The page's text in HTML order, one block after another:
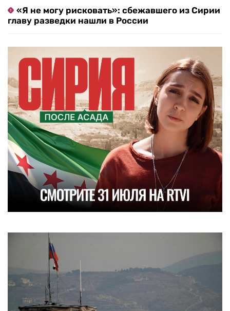
«Я не могу рисковать»: сбежавшего из Сирии
главу разведки нашли в России